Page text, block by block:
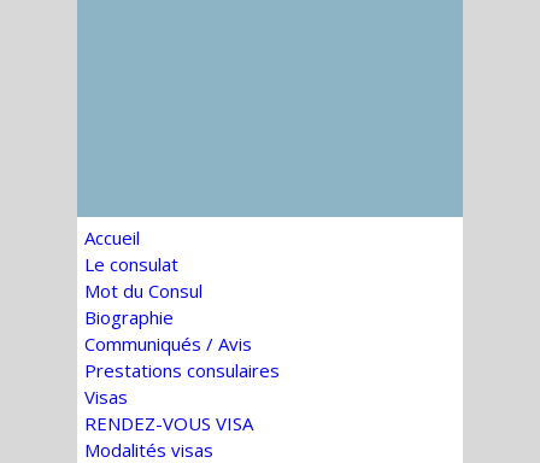
Accueil
Le consulat
Mot du Consul
Biographie
Communiqués / Avis
Prestations consulaires
Visas
RENDEZ-VOUS VISA
Modalités visas